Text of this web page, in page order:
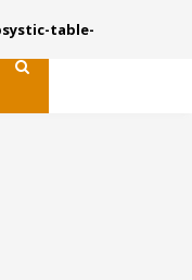
table-